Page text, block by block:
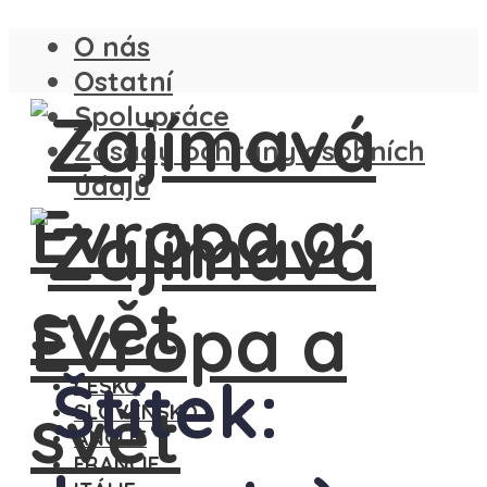
O nás
Ostatní
Spolupráce
Zásady ochrany osobních
údajů
ČESKO
SLOVENSKO
ANGLIE
FRANCIE
Štítek: